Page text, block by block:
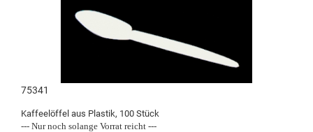
75341
Kaffeelöffel aus Plastik, 100 Stück
--- Nur noch solange Vorrat reicht ---